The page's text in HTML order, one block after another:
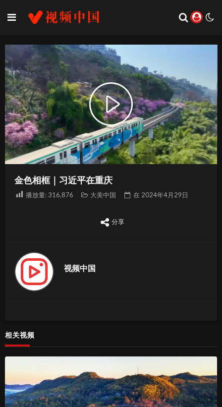
Play
Video
金色相框｜习近平在重庆
播放量: 316,876 大美中国 在 2024年4月29日
分享
视频中国
相关视频